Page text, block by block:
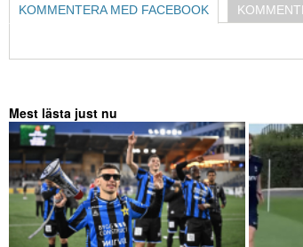
KOMMENTERA MED FACEBOOK
Mest lästa just nu